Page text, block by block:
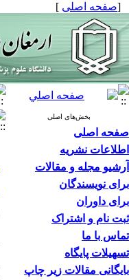
[صفحه اصلی ]
بخش‌های اصلی
صفحه اصلی
اطلاعات نشریه
آرشیو مجله و مقالات
برای نویسندگان
برای داوران
ثبت نام و اشتراک
تماس با ما
تسهیلات پایگاه
بایگانی مقالات زیر چاپ